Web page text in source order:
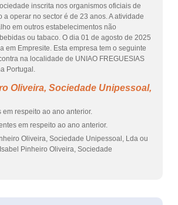
inscrita nos organismos oficiais de
a operar no sector é de 23 anos. A atividade
em outros estabelecimentos não
ou tabaco. O dia 01 de agosto de 2025
Empresite. Esta empresa tem o seguinte
na localidade de UNIAO FREGUESIAS
Portugal.
Oliveira, Sociedade Unipessoal,
respeito ao ano anterior.
em respeito ao ano anterior.
Oliveira, Sociedade Unipessoal, Lda ou
Pinheiro Oliveira, Sociedade